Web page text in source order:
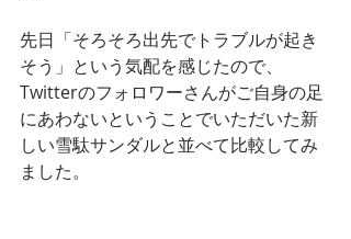
先日「そろそろ出先でトラブルが起き
そう」という気配を感じたので、
Twitterのフォロワーさんがご自身の足
にあわないということでいただいた新
しい雪駄サンダルと並べて比較してみ
ました。